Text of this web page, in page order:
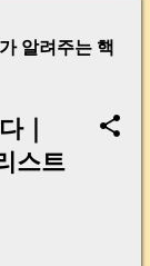
알려주는 핵
｜
스트